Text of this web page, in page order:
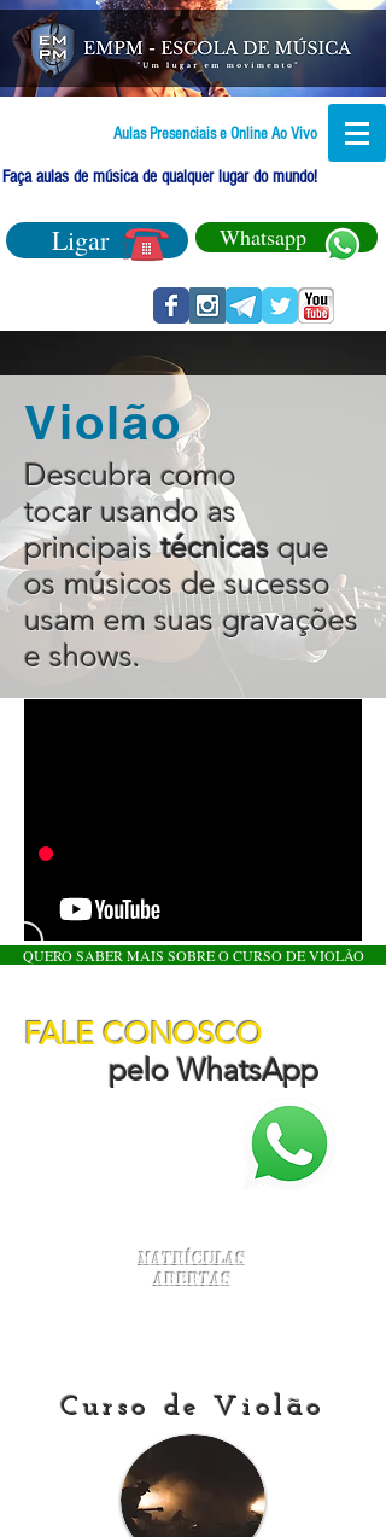
Aulas Presenciais e Online Ao Vivo
Faça aulas de música de qualquer lugar do mundo!
Ligar Whatsapp
Violão
Descubra como
tocar usando as
principaistécnicas que
os músicos de sucesso
usam em suas gravações
e shows.
QUERO SABER MAIS SOBRE O CURSO DE VIOLÃO
FALE CONOSCO
pelo WhatsApp
Matrículas
Abertas
Curso de Violão